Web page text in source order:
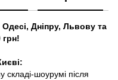
Дніпру, Львову та
грн!
шоурумі після